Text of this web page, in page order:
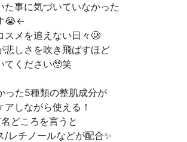
た事に気づいていなかった
😭←
スメを追えない日々🥲
悲しさを吹き飛ばすほど
てください🥹笑
った5種類の整肌成分が
しながら使える！
どころを言うと
/レチノールなどが配合✨